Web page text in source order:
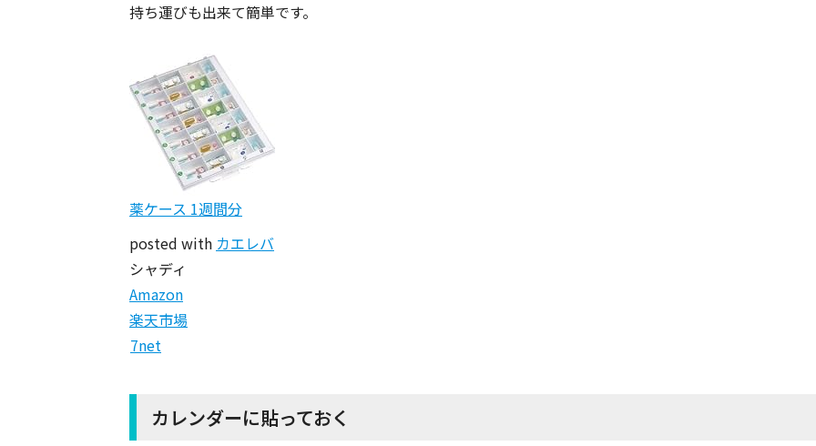
持ち運びも出来て簡単です。
薬ケース 1週間分
posted with カエレバ
シャディ
Amazon
楽天市場
7net
カレンダーに貼っておく